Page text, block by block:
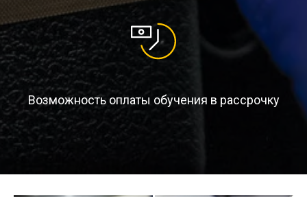
Возможность оплаты обучения в рассрочку